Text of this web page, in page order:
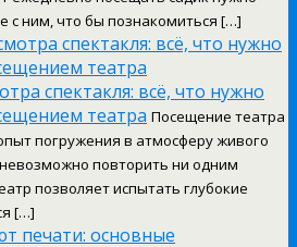
с ним, что бы познакомиться […]
спектакля: всё, что нужно
театра Посещение театра
погружения в атмосферу живого
невозможно повторить ни одним
позволяет испытать глубокие
[…]